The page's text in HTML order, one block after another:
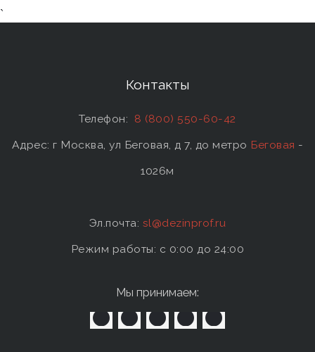
`
Контакты
Телефон: 8 (800) 550-60-42
Адрес: г Москва, ул Беговая, д 7, до метро Беговая -
1026м
Эл.почта: sl@dezinprof.ru
Режим работы: c 0:00 до 24:00
Мы принимаем: